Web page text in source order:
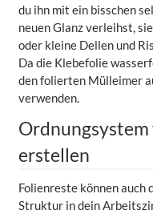
du ihn mit ein bisschen
neuen Glanz verleihst,
oder kleine Dellen und
Da die Klebefolie
den folierten Mülleimer
verwenden.
erstellen
Folienreste können auch
Struktur in dein